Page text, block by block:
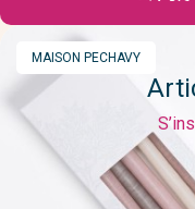
MARQUE
MAISON PECHAVY